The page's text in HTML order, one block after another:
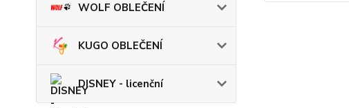
WOLF OBLEČENÍ
KUGO OBLEČENÍ
DISNEY - licenční